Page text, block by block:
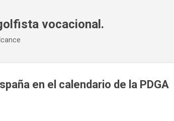
vocacional.
en el calendario de la PDGA